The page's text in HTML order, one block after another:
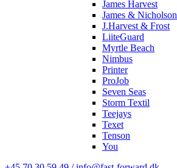
James Harvest
James & Nicholson
J.Harvest & Frost
LiiteGuard
Myrtle Beach
Nimbus
Printer
ProJob
Seven Seas
Storm Textil
Teejays
Texet
Tenson
You